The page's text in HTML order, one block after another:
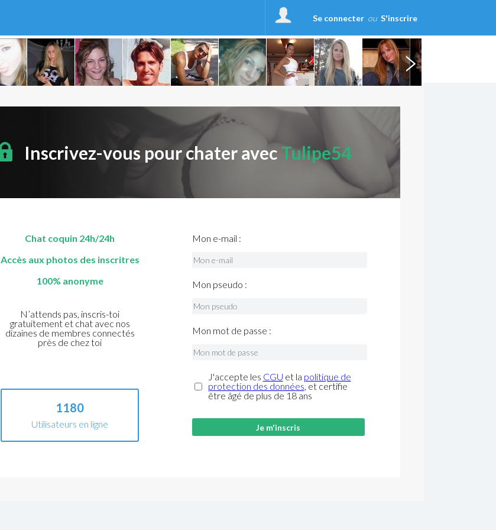
Se connecter ou S'inscrire
Inscrivez-vous pour chater avecTulipe54
Chat coquin 24h/24h
Accès aux photos des inscritres
100% anonyme
N’attends pas, inscris-toi
gratuitement et chat avec nos
dizaines de membres connectés
près de chez toi
1180
Utilisateurs en ligne
Mon e-mail :
Mon pseudo :
Mon mot de passe :
J'accepte les CGU et la politique de
protection des données, et certifie
être âgé de plus de 18 ans